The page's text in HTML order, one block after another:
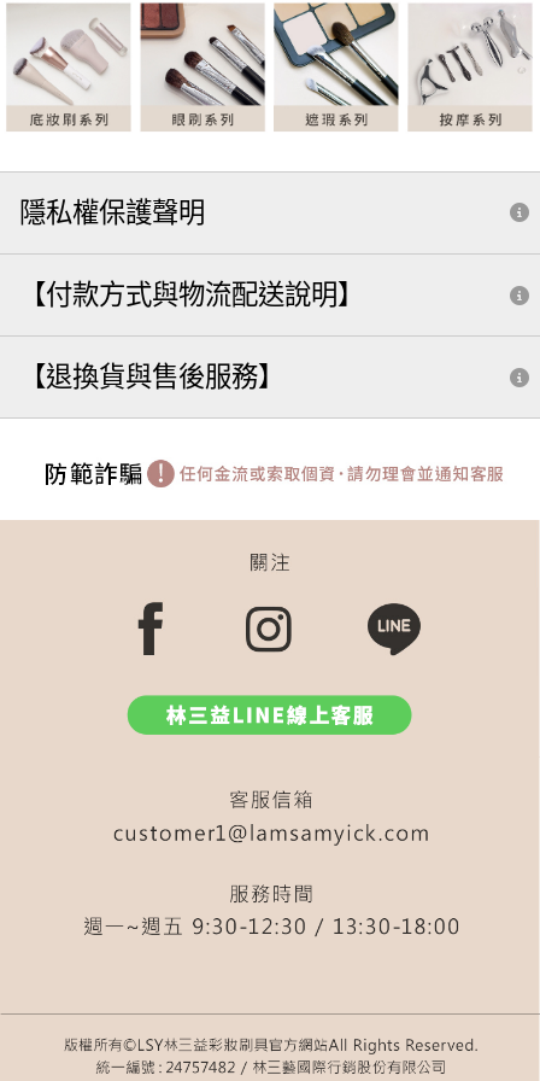
隱私權保護聲明
【付款方式與物流配送說明】
【退換貨與售後服務】